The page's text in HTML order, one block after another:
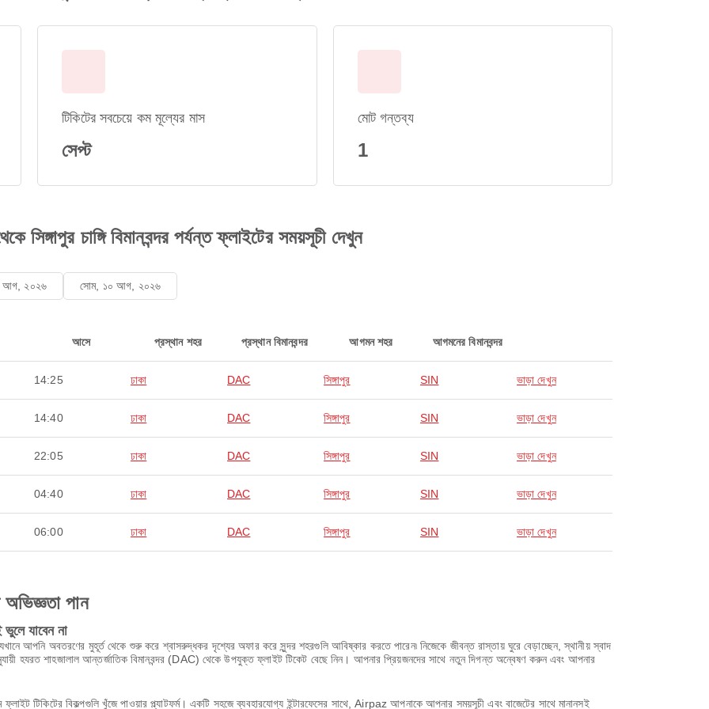
টিকিটের সবচেয়ে কম মূল্যের মাস
সেপ্ট
মোট গন্তব্য
1
সিঙ্গাপুর চাঙ্গি বিমানবন্দর পর্যন্ত ফ্লাইটের সময়সূচী দেখুন
আগ, ২০২৬ সোম, ১০ আগ, ২০২৬
আসে প্রস্থান শহর প্রস্থান বিমানবন্দর আগমন শহর আগমনের বিমানবন্দর
14:25 ঢাকা DAC সিঙ্গাপুর SIN ভাড়া দেখুন
14:40 ঢাকা DAC সিঙ্গাপুর SIN ভাড়া দেখুন
22:05 ঢাকা DAC সিঙ্গাপুর SIN ভাড়া দেখুন
04:40 ঢাকা DAC সিঙ্গাপুর SIN ভাড়া দেখুন
06:00 ঢাকা DAC সিঙ্গাপুর SIN ভাড়া দেখুন
পান
যাবেন না
আপনি অবতরণের মুহূর্ত থেকে শুরু করে শ্বাসরুদ্ধকর দৃশ্যের অফার করে সুন্দর শহরগুলি আবিষ্কার করতে পারেন৷ নিজেকে জীবন্ত রাস্তায় ঘুরে বেড়াচ্ছেন, স্থানীয় স্বাদ
হযরত শাহজালাল আন্তর্জাতিক বিমানবন্দর (DAC) থেকে উপযুক্ত ফ্লাইট টিকেট বেছে নিন। আপনার প্রিয়জনদের সাথে নতুন দিগন্ত অন্বেষণ করুন এবং আপনার
টিকিটের বিকল্পগুলি খুঁজে পাওয়ার প্ল্যাটফর্ম। একটি সহজে ব্যবহারযোগ্য ইন্টারফেসের সাথে, Airpaz আপনাকে আপনার সময়সূচী এবং বাজেটের সাথে মানানসই